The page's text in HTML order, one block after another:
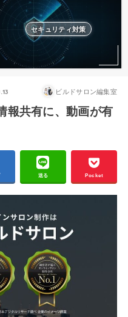
セキュリティ対策
ビルドサロン編集室
報共有に、動画が有
送る Pocket